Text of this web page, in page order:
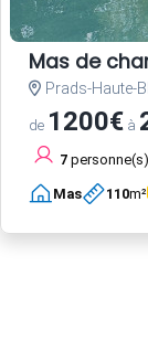
Mas de
Prads-Haute-
de 1200€ à
7 personne(s)
Mas 110m²